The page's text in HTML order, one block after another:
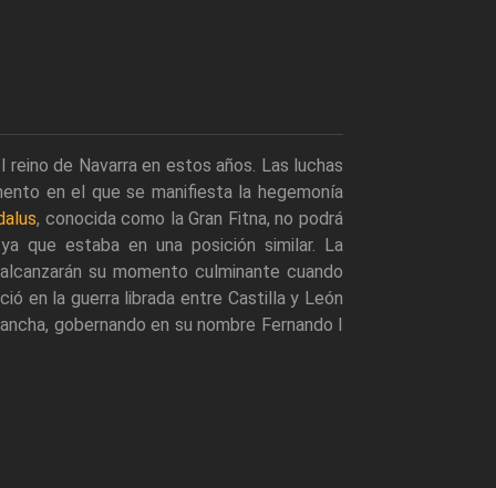
de Navarra en estos años. Las luchas
en el que se manifiesta la hegemonía
, conocida como la Gran Fitna, no podrá
que estaba en una posición similar. La
su momento culminante cuando
en la guerra librada entre Castilla y León
gobernando en su nombre Fernando I